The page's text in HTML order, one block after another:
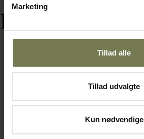
Marketing
Tillad alle
Tillad udvalgte
Kun nødvendige
Relaterede varer